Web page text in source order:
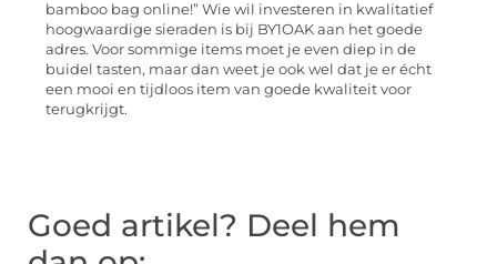
bamboo bag online!” Wie wil investeren in kwalitatief
hoogwaardige sieraden is bij BY1OAK aan het goede
adres. Voor sommige items moet je even diep in de
buidel tasten, maar dan weet je ook wel dat je er écht
een mooi en tijdloos item van goede kwaliteit voor
terugkrijgt.
Goed artikel? Deel hem